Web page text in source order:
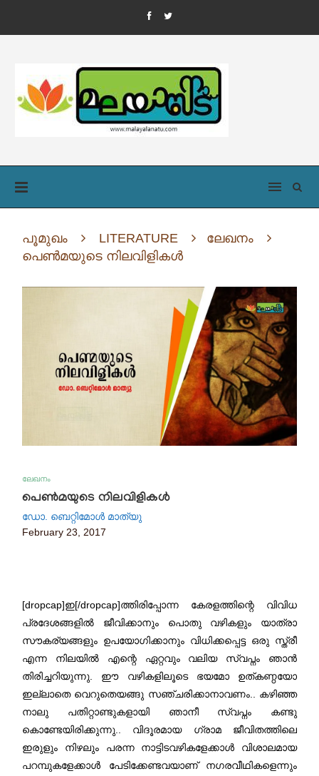
പൂമുഖം LITERATURE
ലേഖനം
പെൺമയുടെ നിലവിളികൾ
ലേഖനം
പെൺമയുടെ നിലവിളികൾ
ഡോ. ബെറ്റിമോൾ മാത്യു
February 23, 2017
[dropcap]ഇ[/dropcap]ത്തിരിപ്പോന്ന കേരളത്തിന്റെ വിവിധ
പ്രദേശങ്ങളിൽ ജീവിക്കാനും പൊതു വഴികളും യാത്രാ
സൗകര്യങ്ങളും ഉപയോഗിക്കാനും വിധിക്കപ്പെട്ട ഒരു സ്ത്രീ
എന്ന നിലയിൽ എന്റെ ഏറ്റവും വലിയ സ്വപ്നം ഞാൻ
തിരിച്ചറിയുന്നു. ഈ വഴികളിലൂടെ ഭയമോ ഉത്കണ്ഠയോ
ഇല്ലാതെ വെറുതെയങ്ങു സഞ്ചരിക്കാനാവണം.. കഴിഞ്ഞ
നാലു പതിറ്റാണ്ടുകളായി ഞാനീ സ്വപ്നം കണ്ടു
കൊണ്ടേയിരിക്കുന്നു.. വിദൂരമായ ഗ്രാമ ജീവിതത്തിലെ
ഇരുളും നിഴലും പരന്ന നാട്ടിടവഴികളേക്കാൾ വിശാലമായ
പറമ്പുകളേക്കാൾ പേടിക്കേണ്ടവയാണ് നഗരവീഥികളെന്നും